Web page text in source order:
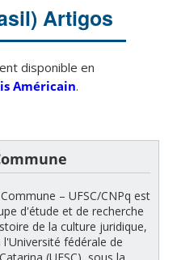
Artigos
disponible en
Américain.
– UFSC/CNPq est
d'étude et de recherche
de la culture juridique,
l'Université fédérale de